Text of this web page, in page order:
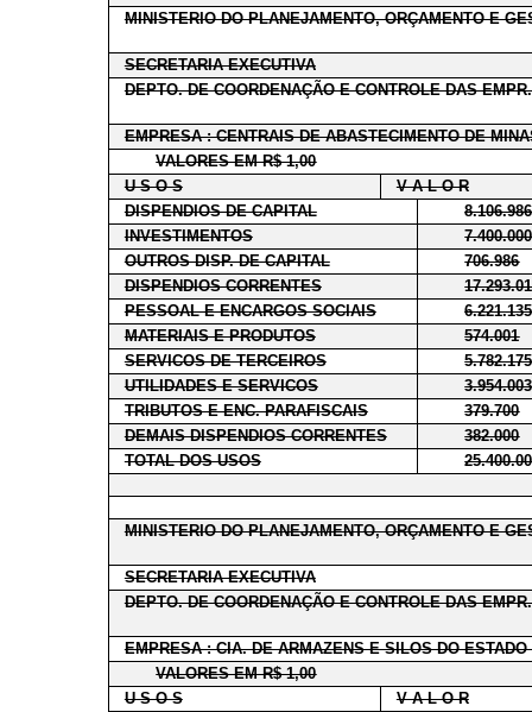
MINISTERIO DO PLANEJAMENTO, ORÇAMENTO E
SECRETARIA EXECUTIVA
DEPTO. DE COORDENAÇÃO E CONTROLE DAS
EMPRESA : CENTRAIS DE ABASTECIMENTO DE
VALORES EM R$ 1,00
U S O S
V A L O R
DISPENDIOS DE CAPITAL
8.106.986
INVESTIMENTOS
7.400.000
OUTROS DISP. DE CAPITAL
706.986
DISPENDIOS CORRENTES
PESSOAL E ENCARGOS SOCIAIS
6.221.135
MATERIAIS E PRODUTOS
574.001
SERVICOS DE TERCEIROS
5.782.175
UTILIDADES E SERVICOS
3.954.003
TRIBUTOS E ENC. PARAFISCAIS
379.700
DEMAIS DISPENDIOS CORRENTES
382.000
TOTAL DOS USOS
MINISTERIO DO PLANEJAMENTO, ORÇAMENTO E
SECRETARIA EXECUTIVA
DEPTO. DE COORDENAÇÃO E CONTROLE DAS
EMPRESA : CIA. DE ARMAZENS E SILOS DO
VALORES EM R$ 1,00
U S O S
V A L O R